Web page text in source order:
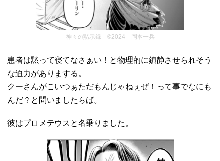
神々の黙示録 ©2024 岡本一兵
患者は黙って寝てなさぁい！と物理的に鎮静させられそう
な迫力がありまする。
クーさんがこいつぁただもんじゃねぇぜ！って事でなにも
んだ？と問いましたらば。
彼はプロメテウスと名乗りました。